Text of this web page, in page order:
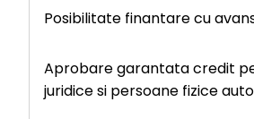
Posibilitate finantare cu
Aprobare garantata credit
juridice si persoane fizice